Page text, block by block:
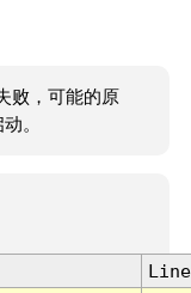
败，可能的原
。
Line